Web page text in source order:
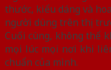
thước, kiểu dáng và
người dùng trên thị
Cuối cùng, không thể
mọi lúc mọi nơi khi
chuẩn của mình.